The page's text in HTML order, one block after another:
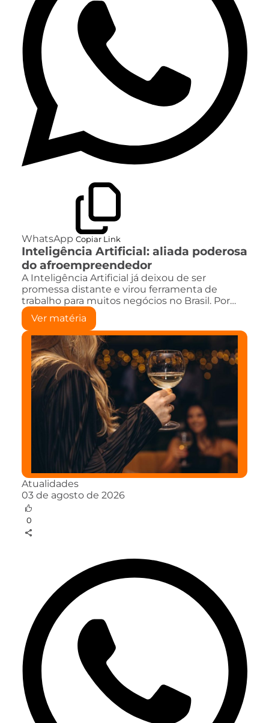
WhatsApp Copiar Link
Inteligência Artificial: aliada poderosa
do afroempreendedor
A Inteligência Artificial já deixou de ser
promessa distante e virou ferramenta de
trabalho para muitos negócios no Brasil. Por…
Ver matéria
Atualidades
03 de agosto de 2026
0